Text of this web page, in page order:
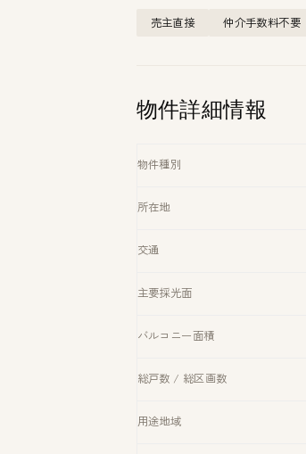
売主直接 仲介手数料不要
物件詳細情報
物件種別
所在地
交通
主要採光面
バルコニー面積
総戸数 / 総区画数
用途地域